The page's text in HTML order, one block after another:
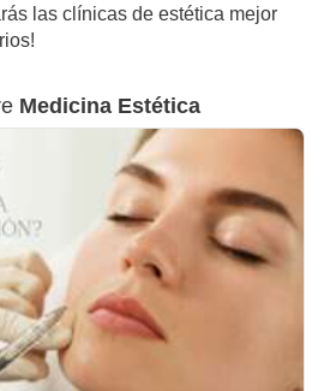
las clínicas de estética mejor
Medicina Estética